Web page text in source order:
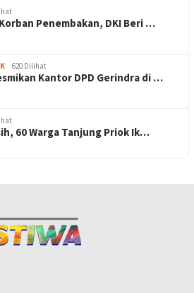
Penembakan, DKI Beri …
620 Dilihat
Kantor DPD Gerindra di …
60 Warga Tanjung Priok Ik…